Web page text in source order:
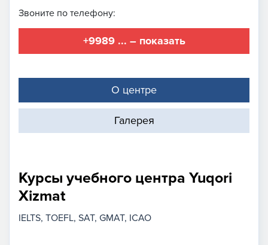
Звоните по телефону:
+9989 ... – показать
О центре
Галерея
Курсы учебного центра Yuqori
Xizmat
IELTS TOEFL SAT GMAT ICAO